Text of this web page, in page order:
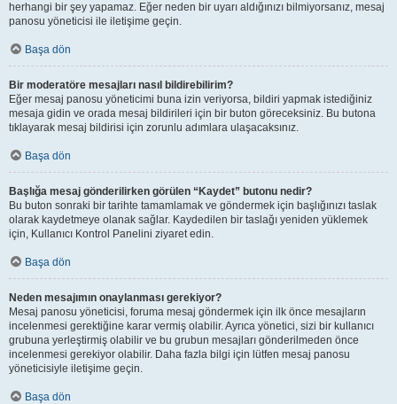
herhangi bir şey yapamaz. Eğer neden bir uyarı aldığınızı bilmiyorsanız, mesaj
panosu yöneticisi ile iletişime geçin.
Başa dön
Bir moderatöre mesajları nasıl bildirebilirim?
Eğer mesaj panosu yöneticimi buna izin veriyorsa, bildiri yapmak istediğiniz
mesaja gidin ve orada mesaj bildirileri için bir buton göreceksiniz. Bu butona
tıklayarak mesaj bildirisi için zorunlu adımlara ulaşacaksınız.
Başa dön
Başlığa mesaj gönderilirken görülen “Kaydet” butonu nedir?
Bu buton sonraki bir tarihte tamamlamak ve göndermek için başlığınızı taslak
olarak kaydetmeye olanak sağlar. Kaydedilen bir taslağı yeniden yüklemek
için, Kullanıcı Kontrol Panelini ziyaret edin.
Başa dön
Neden mesajımın onaylanması gerekiyor?
Mesaj panosu yöneticisi, foruma mesaj göndermek için ilk önce mesajların
incelenmesi gerektiğine karar vermiş olabilir. Ayrıca yönetici, sizi bir kullanıcı
grubuna yerleştirmiş olabilir ve bu grubun mesajları gönderilmeden önce
incelenmesi gerekiyor olabilir. Daha fazla bilgi için lütfen mesaj panosu
yöneticisiyle iletişime geçin.
Başa dön